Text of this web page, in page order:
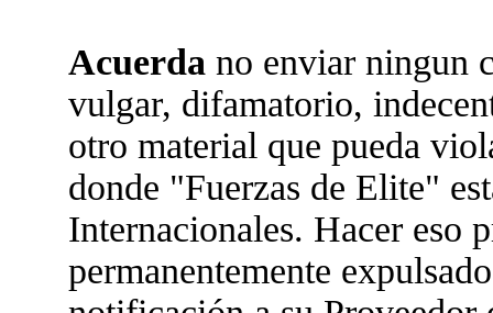
Acuerda no enviar ningun
vulgar, difamatorio,
otro material que pueda
donde "Fuerzas de Elite"
Internacionales. Hacer eso
permanentemente